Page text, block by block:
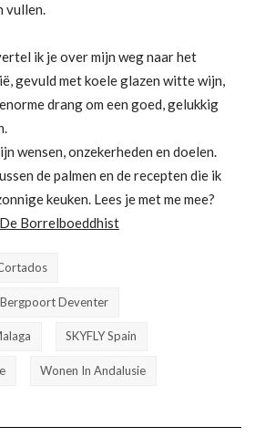
vullen.
ik je over mijn weg naar het
gevuld met koele glazen witte wijn,
drang om een goed, gelukkig
wensen, onzekerheden en doelen.
de palmen en de recepten die ik
keuken. Lees je met me mee?
Borrelboeddhist
Deventer
SKYFLY Spain
Wonen In Andalusie